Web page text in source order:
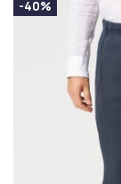
-40%